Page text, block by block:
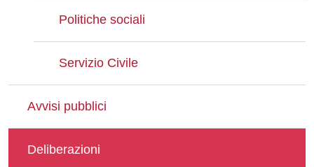
Politiche sociali
Servizio Civile
Avvisi pubblici
Deliberazioni